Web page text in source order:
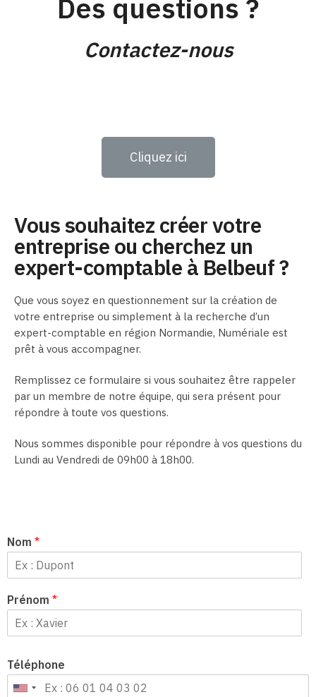
Des questions ?
Contactez-nous
Cliquez ici
Vous souhaitez créer votre
entreprise ou cherchez un
expert-comptable à Belbeuf ?
Que vous soyez en questionnement sur la création de
votre entreprise ou simplement à la recherche d’un
expert-comptable en région Normandie, Numériale est
prêt à vous accompagner.
Remplissez ce formulaire si vous souhaitez être rappeler
par un membre de notre équipe, qui sera présent pour
répondre à toute vos questions.
Nous sommes disponible pour répondre à vos questions du
Lundi au Vendredi de 09h00 à 18h00.
Nom *
Prénom *
Téléphone